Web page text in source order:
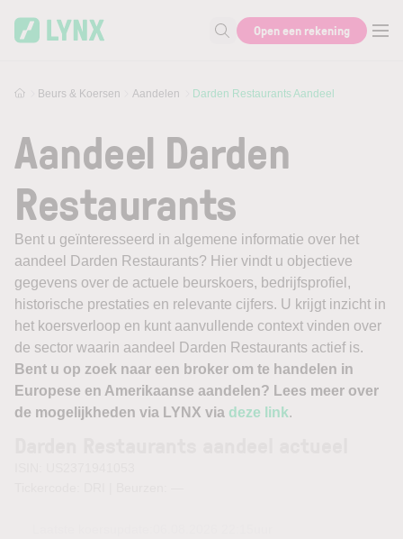
Zoek naar informatie
Open een rekening
Beurs & Koersen Aandelen Darden Restaurants Aandeel
Aandeel Darden
Restaurants
Bent u geïnteresseerd in algemene informatie over het
aandeel Darden Restaurants? Hier vindt u objectieve
gegevens over de actuele beurskoers, bedrijfsprofiel,
historische prestaties en relevante cijfers. U krijgt inzicht in
het koersverloop en kunt aanvullende context vinden over
de sector waarin aandeel Darden Restaurants actief is.
Bent u op zoek naar een broker om te handelen in
Europese en Amerikaanse aandelen? Lees meer over
de mogelijkheden via LYNX via deze link.